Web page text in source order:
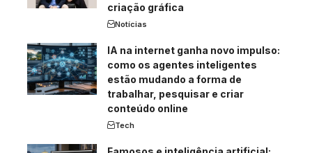
criação gráfica
Notícias
IA na internet ganha novo impulso:
como os agentes inteligentes
estão mudando a forma de
trabalhar, pesquisar e criar
conteúdo online
Tech